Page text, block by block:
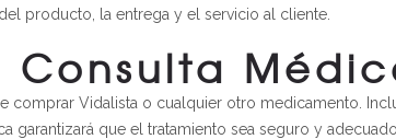
producto, la entrega y el servicio al cliente.
Consulta
comprar Vidalista o cualquier otro medicamento.
garantizará que el tratamiento sea seguro y